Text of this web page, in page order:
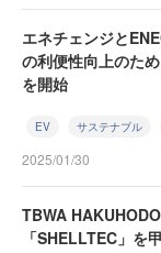
エネチェンジと
の利便性向上のた
を開始
EV サステナブル
2025/01/30
TBWA
「SHELLTEC」を